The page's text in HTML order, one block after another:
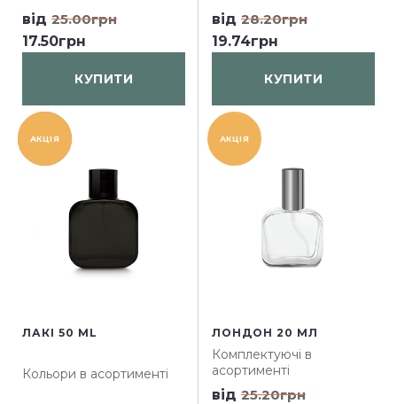
від 25.00грн
17.50грн
КУПИТИ
від 28.20грн
19.74грн
КУПИТИ
ПРОДАЖ
АКЦІЯ
ЛАКІ 50 ML
Кольори в асортименті
АКЦІЯ
ЛОНДОН 20 МЛ
Комплектуючі в
асортименті
від 25.20грн